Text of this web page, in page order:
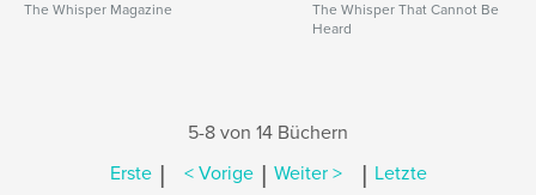
The Whisper Magazine
The Whisper That Cannot Be
Heard
5-8 von 14 Büchern
Erste | < Vorige | Weiter > | Letzte